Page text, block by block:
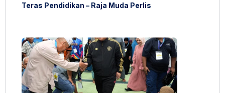
Teras Pendidikan – Raja Muda Perlis